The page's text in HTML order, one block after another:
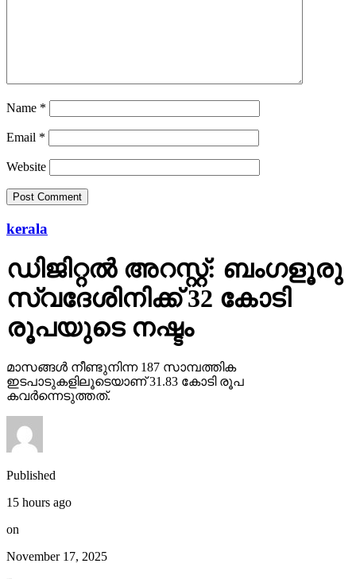
Name *
Email *
Website
kerala
ഡിജിറ്റല്‍ അറസ്റ്റ്: ബംഗളൂരു
സ്വദേശിനിക്ക് 32 കോടി
രൂപയുടെ നഷ്ടം
മാസങ്ങള്‍ നീണ്ടുനിന്ന 187 സാമ്പത്തിക
ഇടപാടുകളിലൂടെയാണ് 31.83 കോടി രൂപ
കവര്‍ന്നെടുത്തത്.
Published
15 hours ago
on
November 17, 2025